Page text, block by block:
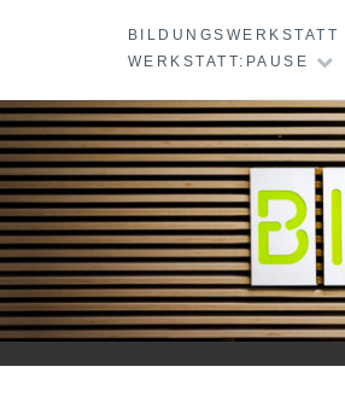
BILDUNGSWERKSTATT
WERKSTATT:PAUSE